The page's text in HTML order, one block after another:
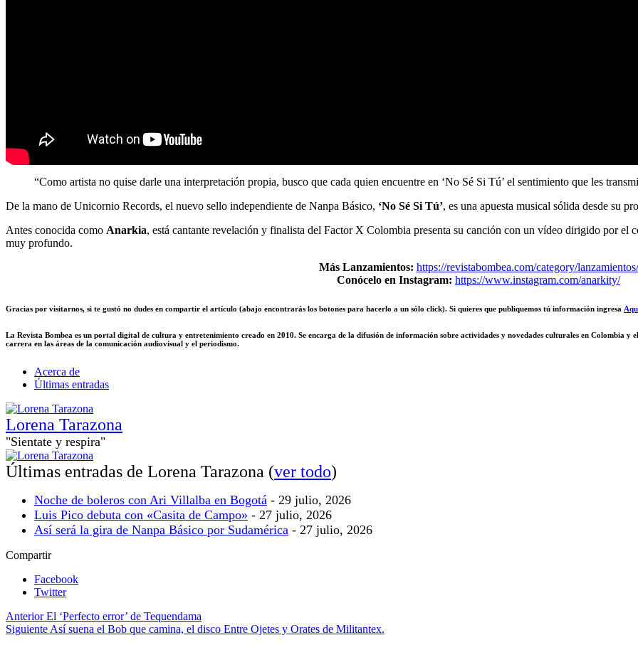
“Como artista no quise darle una interpretación propia, busco que cada quien encuentre en ‘No Sé Si Tú’ el sentimiento que les
De la mano de Unicornio Records, el nuevo sello independiente de Nanpa Básico, ‘No Sé Si Tú’, es una apuesta musical sólida desde su
Antes conocida como Anarkia, está cantante revelación y finalista del Factor X Colombia presenta su canción con un vídeo dirigido por
muy profundo.
Más Lanzamientos: https://revistabombea.com/category/lanzamientos/
Conócelo en Instagram: https://www.instagram.com/anarkity/
Gracias por visitarnos, si te gustó no dudes en compartir el artículo (abajo encontrarás los botones para hacerlo a un sólo click). Si quieres que publiquemos tú información ingresa
La Revista Bombea es un portal digital de cultura y entretenimiento creado en 2010. Se encarga de la difusión de información sobre actividades y novedades culturales en Colombia y
carrera en las áreas de la comunicación audiovisual y el periodismo.
Acerca de
Últimas entradas
Lorena Tarazona
"Sientate y respira"
Últimas entradas de Lorena Tarazona (ver todo)
Noche de boleros con Ari Villalba en Bogotá - 29 julio, 2026
Luis Pico debuta con «Casita de Campo» - 27 julio, 2026
Así será la gira de Nanpa Básico por Sudamérica - 27 julio, 2026
Compartir
Facebook
Twitter
AnteriorEl ‘Perfecto error’ de Tequendama
Siguiente Así suena el Bob que camina, el disco Entre Ojetes y Orates de Militantex.